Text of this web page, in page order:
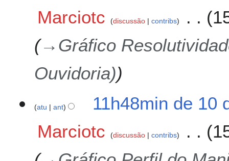
Marciotc
discussão contribs
→ Gráfico
Ouvidoria)
atu ant
11h48min de 10
Marciotc
discussão contribs